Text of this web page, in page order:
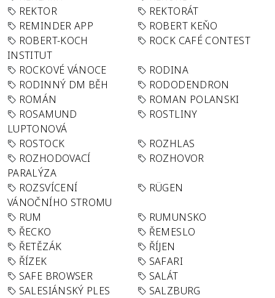
REKTOR
REKTORÁT
REMINDER APP
ROBERT KEŇO
ROBERT-KOCH
INSTITUT
ROCK CAFÉ CONTEST
ROCKOVÉ VÁNOCE
RODINA
RODINNÝ DM BĚH
RODODENDRON
ROMÁN
ROMAN POLANSKI
ROSAMUND
LUPTONOVÁ
ROSTLINY
ROSTOCK
ROZHLAS
ROZHODOVACÍ
PARALÝZA
ROZHOVOR
ROZSVÍCENÍ
VÁNOČNÍHO STROMU
RÜGEN
RUM
RUMUNSKO
ŘECKO
ŘEMESLO
ŘETĚZÁK
ŘÍJEN
ŘÍZEK
SAFARI
SAFE BROWSER
SALÁT
SALESIÁNSKÝ PLES
SALZBURG